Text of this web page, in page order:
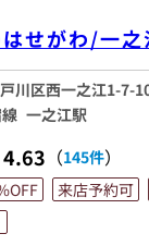
家具」との協同開
がわは、日本を代
協同開発で、現代
ます。他にも国内
レクションがあり
舗サービスのご案
お墓・相続・遺品
ページ内の「来店
せがわ/一之
川区西一之江1-7-
一之江駅
4.63 （145件）
来店予約可